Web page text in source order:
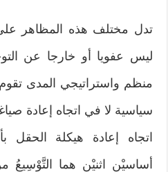
تدل مختلف هذه المظاهر
ليس عفويا أو خارجا عن
منظم واستراتيجي المدى
سياسية لا في اتجاه إعادة
اتجاه إعادة هيكلة الحقل
أساسيْن اثنيْن هما التَّوْسِيعُ